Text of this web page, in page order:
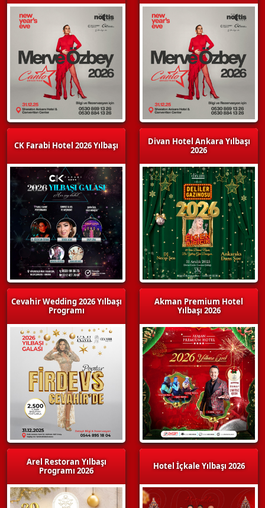
CK Farabi Hotel 2026 Yılbaşı
Cevahir Wedding 2026 Yılbaşı
Programı
Arel Restoran Yılbaşı
Programı 2026
Divan Hotel Ankara Yılbaşı
2026
Akman Premium Hotel
Yılbaşı 2026
Hotel İçkale Yılbaşı 2026